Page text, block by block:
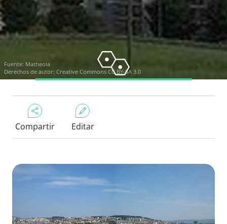
Fuente: Matheola
Derechos de autor: Creative Commons CC BY-SA 3.0
Compartir Editar